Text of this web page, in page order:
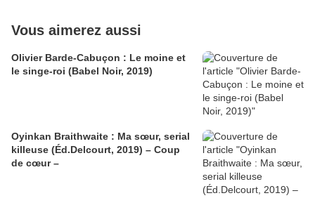
Vous aimerez aussi
Olivier Barde-Cabuçon : Le moine et
le singe-roi (Babel Noir, 2019)
Oyinkan Braithwaite : Ma sœur, serial
killeuse (Éd.Delcourt, 2019) – Coup
de cœur –